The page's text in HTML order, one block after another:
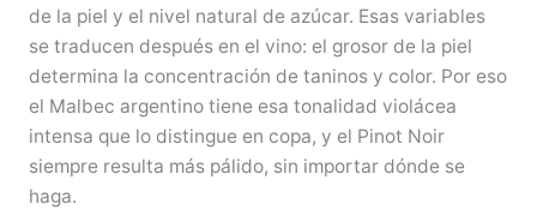
de la piel y el nivel natural de azúcar. Esas variables
se traducen después en el vino: el grosor de la piel
determina la concentración de taninos y color. Por eso
el Malbec argentino tiene esa tonalidad violácea
intensa que lo distingue en copa, y el Pinot Noir
siempre resulta más pálido, sin importar dónde se
haga.